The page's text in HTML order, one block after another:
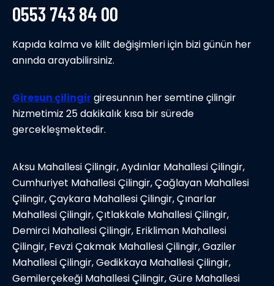
0553 743 84 00
Kapıda kalma ve kilit değişimleri için bizi günün her
anında arayabilirsiniz.
Giresun çilingirgiresunnın her semtine çilingir
hizmetimiz 25 dakikalık kısa bir sürede
gercekleşmektedir.
Aksu Mahallesi Çilingir, Aydınlar Mahallesi Çilingir,
Cumhuriyet Mahallesi Çilingir, Çağlayan Mahallesi
Çilingir, Çaykara Mahallesi Çilingir, Çınarlar
Mahallesi Çilingir, Çıtlakkale Mahallesi Çilingir,
Demirci Mahallesi Çilingir, Erikliman Mahallesi
Çilingir, Fevzi Çakmak Mahallesi Çilingir, Gaziler
Mahallesi Çilingir, Gedikkaya Mahallesi Çilingir,
Gemilerçekeği Mahallesi Çilingir, Güre Mahallesi